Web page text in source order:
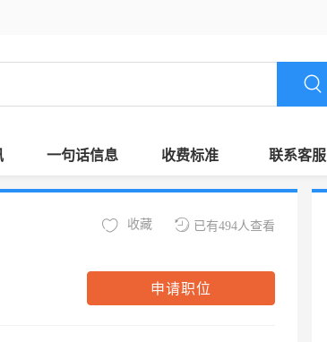
一句话信息 收费标准 联系客服
已有494人查看
收藏
申请职位